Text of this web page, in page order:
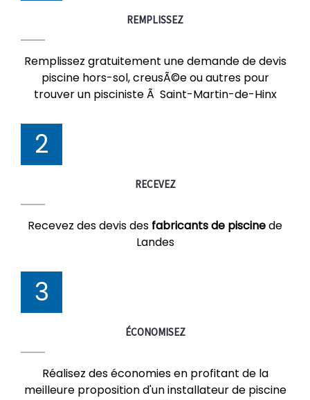
REMPLISSEZ
Remplissez gratuitement une demande de devis
piscine hors-sol, creusÃ©e ou autres pour
trouver un pisciniste Ã Saint-Martin-de-Hinx
2
RECEVEZ
Recevez des devis des fabricants de piscinede
Landes
3
ÉCONOMISEZ
Réalisez des économies en profitant de la
meilleure proposition d'un installateur de piscine